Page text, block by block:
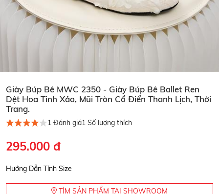
Giày Búp Bê MWC 2350 - Giày Búp Bê Ballet Ren
Dệt Hoa Tinh Xảo, Mũi Tròn Cổ Điển Thanh Lịch, Thời
Trang.
1 Đánh giá1 Số lượng thích
295.000 đ
Hướng Dẫn Tính Size
TÌM SẢN PHẨM TẠI SHOWROOM